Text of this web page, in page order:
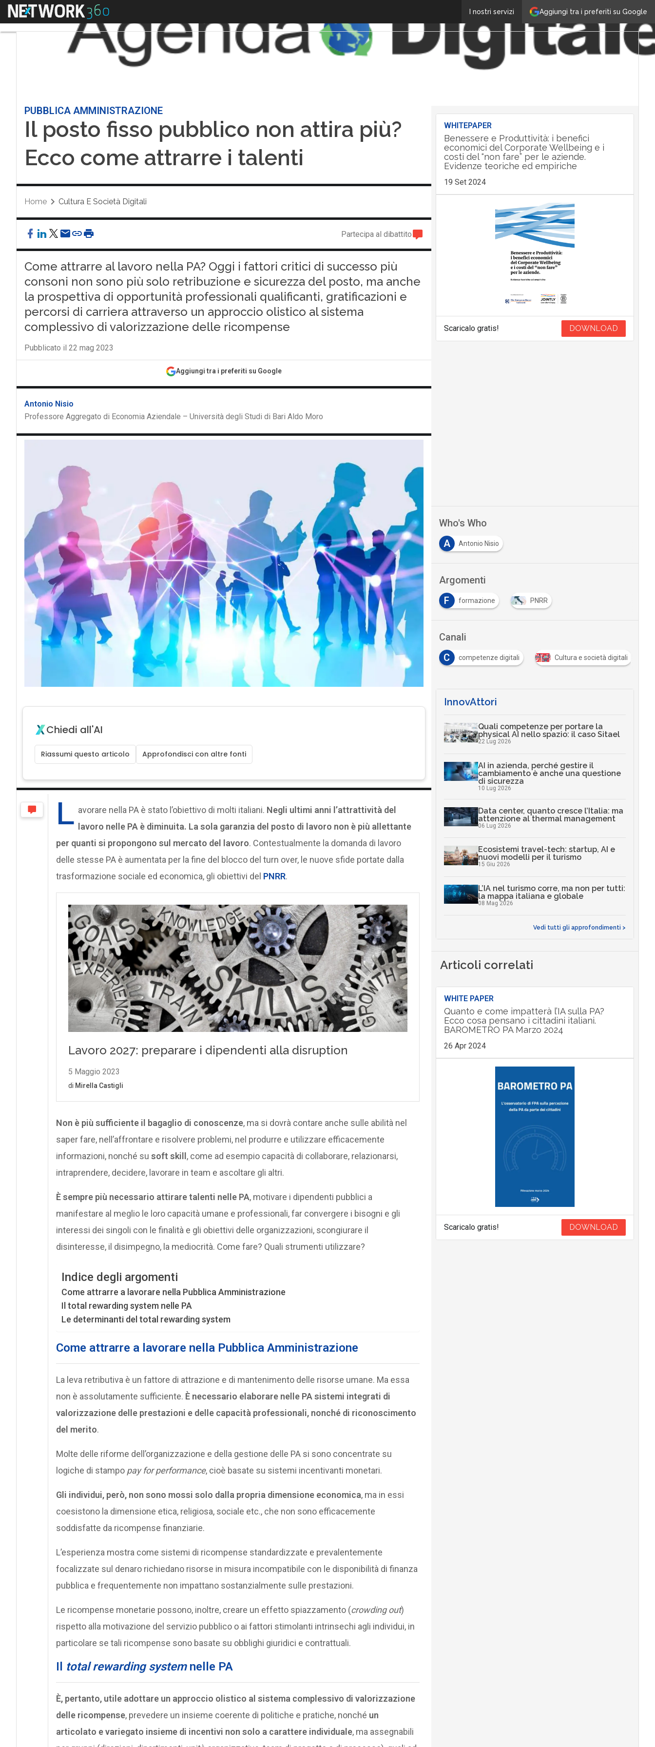
Aggiungi tra i preferiti su Google
I nostri servizi
Menu
PUBBLICA AMMINISTRAZIONE
Il posto fisso pubblico non attira più?
Ecco come attrarre i talenti
Home Cultura E Società Digitali
Partecipa al dibattito
Come attrarre al lavoro nella PA? Oggi i fattori critici di successo più
consoni non sono più solo retribuzione e sicurezza del posto, ma anche
la prospettiva di opportunità professionali qualificanti, gratificazioni e
percorsi di carriera attraverso un approccio olistico al sistema
complessivo di valorizzazione delle ricompense
Pubblicato il 22 mag 2023
Aggiungi tra i preferiti su Google
Antonio Nisio
Professore Aggregato di Economia Aziendale – Università degli Studi di Bari Aldo Moro
Chiedi all'AI
Riassumi questo articolo Approfondisci con altre fonti
L avorare nella PA è stato l’obiettivo di molti italiani. Negli ultimi anni l’attrattività del
lavoro nelle PA è diminuita. La sola garanzia del posto di lavoro non è più allettante
per quanti si propongono sul mercato del lavoro. Contestualmente la domanda di lavoro
delle stesse PA è aumentata per la fine del blocco del turn over, le nuove sfide portate dalla
trasformazione sociale ed economica, gli obiettivi del PNRR.
Non è più sufficiente il bagaglio di conoscenze, ma si dovrà contare anche sulle abilità nel
saper fare, nell’affrontare e risolvere problemi, nel produrre e utilizzare efficacemente
informazioni, nonché su soft skill , come ad esempio capacità di collaborare, relazionarsi,
intraprendere, decidere, lavorare in team e ascoltare gli altri.
È sempre più necessario attirare talenti nelle PA, motivare i dipendenti pubblici a
manifestare al meglio le loro capacità umane e professionali, far convergere i bisogni e gli
interessi dei singoli con le finalità e gli obiettivi delle organizzazioni, scongiurare il
disinteresse, il disimpegno, la mediocrità. Come fare? Quali strumenti utilizzare?
Indice degli argomenti
Come attrarre a lavorare nella Pubblica Amministrazione
Il total rewarding system nelle PA
Le determinanti del total rewarding system
Come attrarre a lavorare nella Pubblica Amministrazione
La leva retributiva è un fattore di attrazione e di mantenimento delle risorse umane. Ma essa
non è assolutamente sufficiente. È necessario elaborare nelle PA sistemi integrati di
valorizzazione delle prestazioni e delle capacità professionali, nonché di riconoscimento
del merito.
Molte delle riforme dell’organizzazione e della gestione delle PA si sono concentrate su
logiche di stampo pay for performance, cioè basate su sistemi incentivanti monetari.
Gli individui, però, non sono mossi solo dalla propria dimensione economica, ma in essi
coesistono la dimensione etica, religiosa, sociale etc., che non sono efficacemente
soddisfatte da ricompense finanziarie.
L’esperienza mostra come sistemi di ricompense standardizzate e prevalentemente
focalizzate sul denaro richiedano risorse in misura incompatibile con le disponibilità di finanza
pubblica e frequentemente non impattano sostanzialmente sulle prestazioni.
Le ricompense monetarie possono, inoltre, creare un effetto spiazzamento (crowding out)
rispetto alla motivazione del servizio pubblico o ai fattori stimolanti intrinsechi agli individui, in
particolare se tali ricompense sono basate su obblighi giuridici e contrattuali.
Il total rewarding systemnelle PA
È, pertanto, utile adottare un approccio olistico al sistema complessivo di valorizzazione
delle ricompense, prevedere un insieme coerente di politiche e pratiche, nonché un
articolato e variegato insieme di incentivi non solo a carattere individuale, ma assegnabili
WHITEPAPER
Benessere e Produttività: i benefici
economici del Corporate Wellbeing e i
costi del “non fare” per le aziende.
Evidenze teoriche ed empiriche
19 Set 2024
Scaricalo gratis! DOWNLOAD
Who's Who
A
Antonio Nisio
Argomenti
F
formazione PNRR
Canali
Cittadinanza digitale C competenze digitali Cultura e società digitali
InnovAttori
Quali competenze per portare la
physical AI nello spazio: il caso Sitael
22 Lug 2026
AI in azienda, perché gestire il
cambiamento è anche una questione
di sicurezza
10 Lug 2026
Data center, quanto cresce l’Italia: ma
attenzione al thermal management
06 Lug 2026
Ecosistemi travel-tech: startup, AI e
nuovi modelli per il turismo
15 Giu 2026
L’IA nel turismo corre, ma non per tutti:
la mappa italiana e globale
08 Mag 2026
Vedi tutti gli approfondimenti >
Articoli correlati
WHITE PAPER
Quanto e come impatterà l’IA sulla PA?
Ecco cosa pensano i cittadini italiani.
BAROMETRO PA Marzo 2024
26 Apr 2024
Scaricalo gratis! DOWNLOAD